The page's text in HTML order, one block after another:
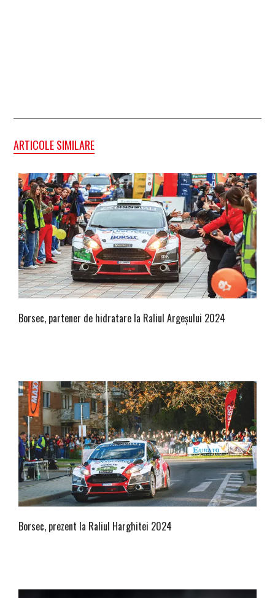
ARTICOLE SIMILARE
Borsec, partener de hidratare la Raliul Argeșului 2024
Borsec, prezent la Raliul Harghitei 2024